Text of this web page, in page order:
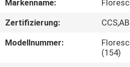
UNS
Markenname:
Zertifizierung:
Modellnummer:
(154)